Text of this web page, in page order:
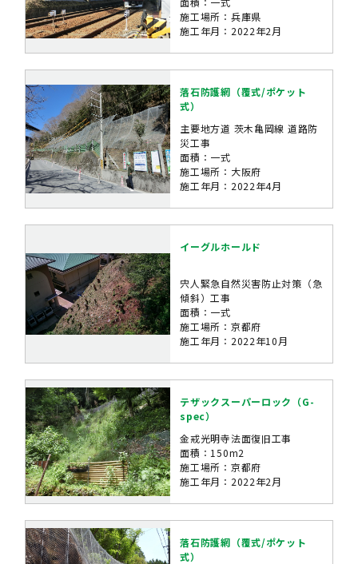
施工場所：兵庫県
施工年月：2022年2月
落石防護網（覆式/ポケット
式）
主要地方道 茨木亀岡線 道路防
災工事
面積：一式
施工場所：大阪府
施工年月：2022年4月
イーグルホールド
宍人緊急自然災害防止対策（急
傾斜）工事
面積：一式
施工場所：京都府
施工年月：2022年10月
テザックスーパーロック（G-
spec）
金戒光明寺法面復旧工事
面積：150m2
施工場所：京都府
施工年月：2022年2月
落石防護網（覆式/ポケット
式）